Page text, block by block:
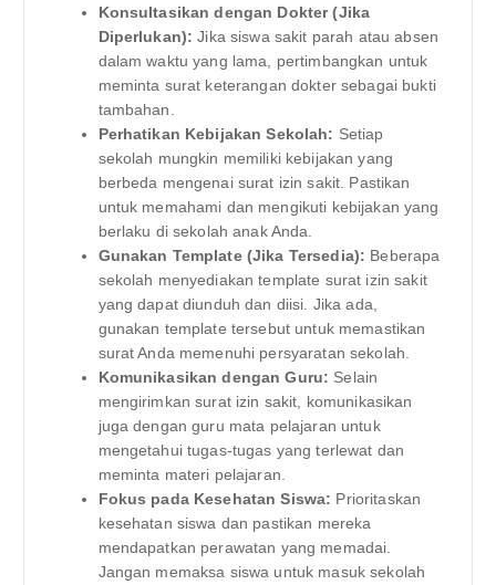
Konsultasikan dengan Dokter (Jika
Diperlukan): Jika siswa sakit parah atau absen
dalam waktu yang lama, pertimbangkan untuk
meminta surat keterangan dokter sebagai bukti
tambahan.
Perhatikan Kebijakan Sekolah: Setiap
sekolah mungkin memiliki kebijakan yang
berbeda mengenai surat izin sakit. Pastikan
untuk memahami dan mengikuti kebijakan yang
berlaku di sekolah anak Anda.
Gunakan Template (Jika Tersedia): Beberapa
sekolah menyediakan template surat izin sakit
yang dapat diunduh dan diisi. Jika ada,
gunakan template tersebut untuk memastikan
surat Anda memenuhi persyaratan sekolah.
Komunikasikan dengan Guru: Selain
mengirimkan surat izin sakit, komunikasikan
juga dengan guru mata pelajaran untuk
mengetahui tugas-tugas yang terlewat dan
meminta materi pelajaran.
Fokus pada Kesehatan Siswa: Prioritaskan
kesehatan siswa dan pastikan mereka
mendapatkan perawatan yang memadai.
Jangan memaksa siswa untuk masuk sekolah